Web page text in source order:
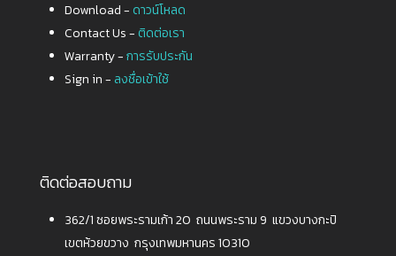
Download - ดาวน์โหลด
Contact Us - ติดต่อเรา
Warranty -การรับประกัน
Sign in - ลงชื่อเข้าใช้
ติดต่อสอบถาม
362/1 ซอยพระรามเก้า 20 ถนนพระราม 9 แขวงบางกะปิ
เขตห้วยขวาง กรุงเทพมหานคร 10310